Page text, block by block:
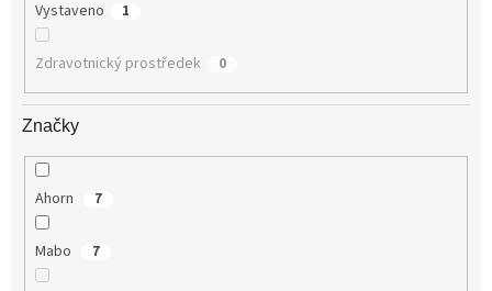
Vystaveno 1
Zdravotnický prostředek 0
Značky
Ahorn 7
Mabo 7